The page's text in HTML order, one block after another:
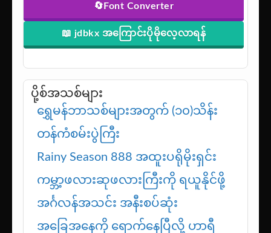
🔄Font Converter
📖 jdbkx အကြောင်းပိုမိုလေ့လာရန်
ပို့စ်အသစ်များ
ရွှေမန်ဘာသစ်များအတွက် (၁၀)သိန်း
တန်ကံစမ်းပွဲကြီး
Rainy Season 888 အထူးပရိုမိုးရှင်း
ကမ္ဘာ့ဖလားဆုဖလားကြီးကို ရယူနိုင်ဖို့
အင်္ဂလန်အသင်း အနီးစပ်ဆုံး
အခြေအနေကို ရောက်နေပြီလို့ ဟာရီ